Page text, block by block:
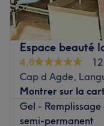
Espace beauté
4,8
Cap d Agde,
Montrer sur la
Gel -
semi-permanent